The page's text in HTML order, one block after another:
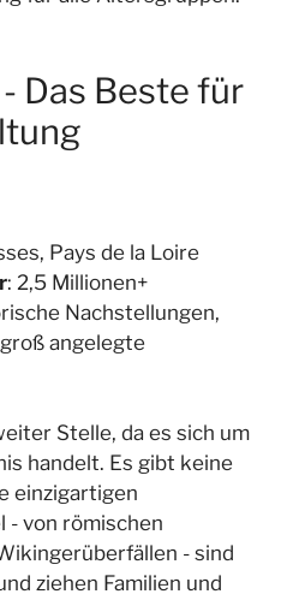
Das Beste für
Pays de la Loire
: 2,5 Millionen+
Nachstellungen,
angelegte
Stelle, da es sich um
handelt. Es gibt keine
einzigartigen
- von römischen
- sind
ziehen Familien und